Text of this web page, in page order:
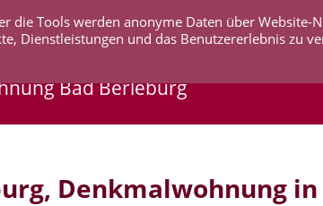
die Tools werden anonyme Daten über Website-
Dienstleistungen und das Benutzererlebnis zu
UNTERNEHMEN SERVICE
Bad Berleburg
Denkmalwohnung in